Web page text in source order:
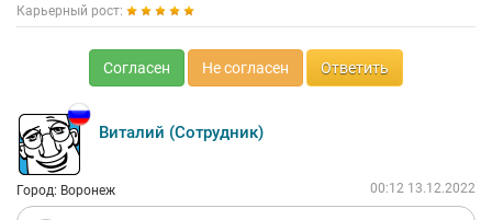
Карьерный рост:
Согласен Не согласен Ответить
Виталий (Сотрудник)
Город: Воронеж 00:12 13.12.2022